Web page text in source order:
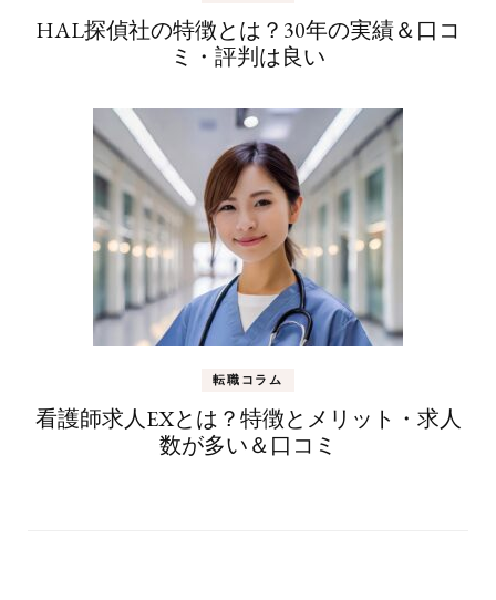
HAL探偵社の特徴とは？30年の実績＆口コ
ミ・評判は良い
転職コラム
看護師求人EXとは？特徴とメリット・求人
数が多い＆口コミ